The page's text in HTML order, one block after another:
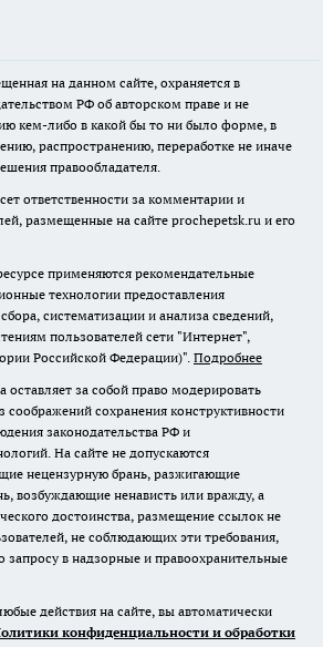
на данном сайте, охраняется в
РФ об авторском праве и не
кем-либо в какой бы то ни было форме, в
распространению, переработке не иначе
правообладателя.
ответственности за комментарии и
размещенные на сайте prochepetsk.ru и его
применяются рекомендательные
технологии предоставления
систематизации и анализа сведений,
пользователей сети "Интернет",
Российской Федерации)". Подробнее
за собой право модерировать
соображений сохранения конструктивности
законодательства РФ и
На сайте не допускаются
нецензурную брань, разжигающие
возбуждающие ненависть или вражду, а
достоинства, размещение ссылок не
не соблюдающих эти требования,
запросу в надзорные и правоохранительные
действия на сайте, вы автоматически
конфиденциальности и обработки